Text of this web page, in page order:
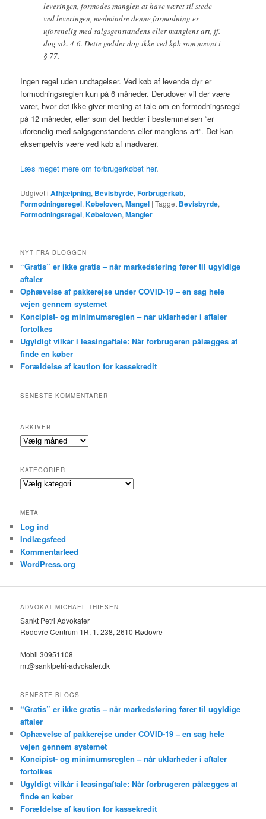
leveringen, formodes manglen at have været til stede
ved leveringen, medmindre denne formodning er
uforenelig med salgsgenstandens eller manglens art, jf.
dog stk. 4-6. Dette gælder dog ikke ved køb som nævnt i
§ 77.
Ingen regel uden undtagelser. Ved køb af levende dyr er
formodningsreglen kun på 6 måneder. Derudover vil der være
varer, hvor det ikke giver mening at tale om en formodningsregel
på 12 måneder, eller som det hedder i bestemmelsen “er
uforenelig med salgsgenstandens eller manglens art”. Det kan
eksempelvis være ved køb af madvarer.
Læs meget mere om forbrugerkøbet her.
Udgivet i Afhjælpning, Bevisbyrde,Forbrugerkøb,
Formodningsregel,Købeloven,Mangel |Tagget Bevisbyrde,
Formodningsregel,Købeloven,Mangler
NYT FRA BLOGGEN
“Gratis” er ikke gratis – når markedsføring fører til ugyldige
aftaler
Ophævelse af pakkerejse under COVID-19 – en sag hele
vejen gennem systemet
Koncipist- og minimumsreglen – når uklarheder i aftaler
fortolkes
Ugyldigt vilkår i leasingaftale: Når forbrugeren pålægges at
finde en køber
Forældelse af kaution for kassekredit
SENESTE KOMMENTARER
ARKIVER
Arkiver
KATEGORIER
Kategorier
META
Log ind
Indlægsfeed
Kommentarfeed
WordPress.org
ADVOKAT MICHAEL THIESEN
Sankt Petri Advokater
Rødovre Centrum 1R, 1. 238, 2610 Rødovre
Mobil 30951108
mt@sanktpetri-advokater.dk
SENESTE BLOGS
“Gratis” er ikke gratis – når markedsføring fører til ugyldige
aftaler
Ophævelse af pakkerejse under COVID-19 – en sag hele
vejen gennem systemet
Koncipist- og minimumsreglen – når uklarheder i aftaler
fortolkes
Ugyldigt vilkår i leasingaftale: Når forbrugeren pålægges at
finde en køber
Forældelse af kaution for kassekredit